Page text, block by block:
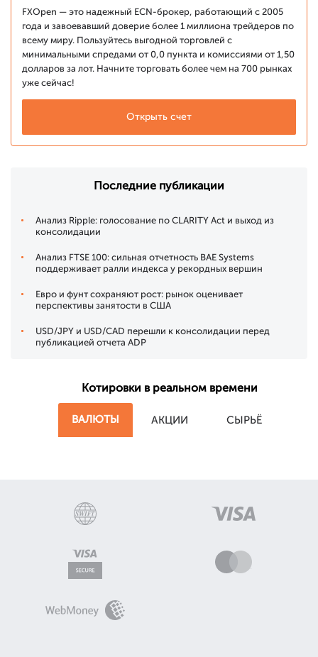
FXOpen — это надежный ECN-брокер, работающий с 2005
года и завоевавший доверие более 1 миллиона трейдеров по
всему миру. Пользуйтесь выгодной торговлей с
минимальными спредами от 0,0 пункта и комиссиями от 1,50
долларов за лот. Начните торговать более чем на 700 рынках
уже сейчас!
Открыть счет
Последние публикации
Анализ Ripple: голосование по CLARITY Act и выход из
консолидации
Анализ FTSE 100: сильная отчетность BAE Systems
поддерживает ралли индекса у рекордных вершин
Евро и фунт сохраняют рост: рынок оценивает
перспективы занятости в США
USD/JPY и USD/CAD перешли к консолидации перед
публикацией отчета ADP
Котировки в реальном времени
ВАЛЮТЫ АКЦИИ СЫРЬЁ